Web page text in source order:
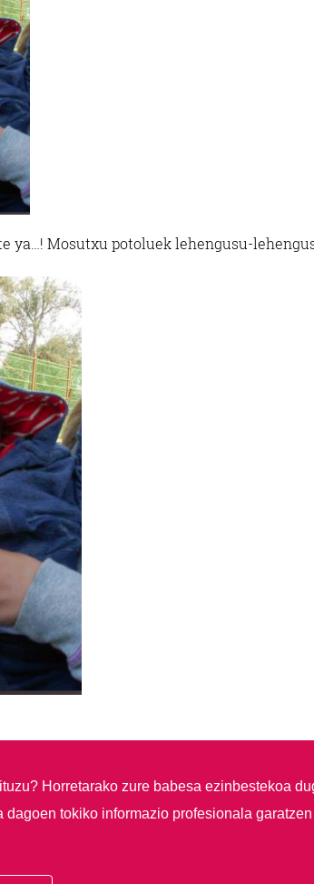
ya…! Mosutxu potoluek lehengusu-
Horretarako zure babesa ezinbestekoa
tokiko informazio profesionala garatzen